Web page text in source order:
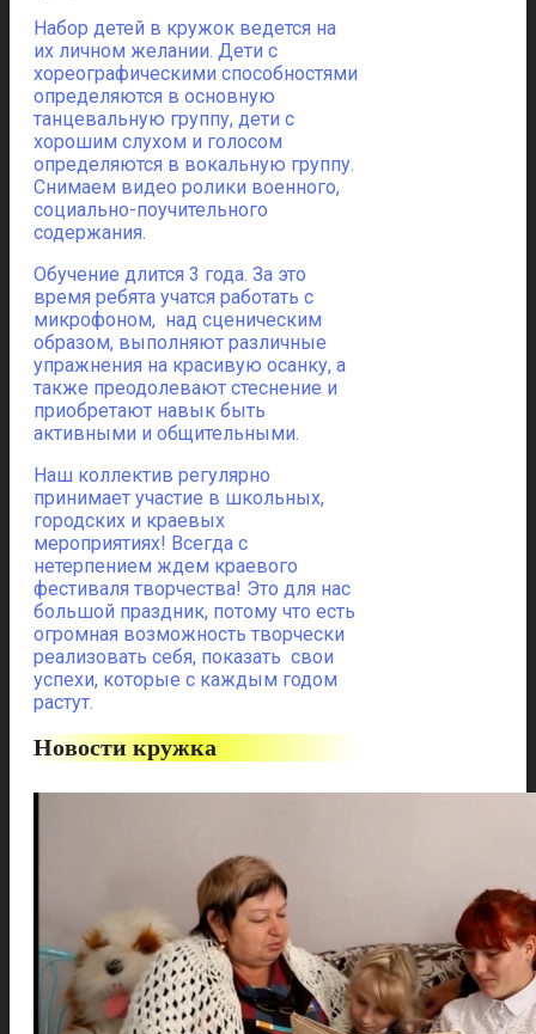
Набор детей в кружок ведется на
их личном желании. Дети с
хореографическими способностями
определяются в основную
танцевальную группу, дети с
хорошим слухом и голосом
определяются в вокальную группу.
Снимаем видео ролики военного,
социально-поучительного
содержания.
Обучение длится 3 года. За это
время ребята учатся работать с
микрофоном, над сценическим
образом, выполняют различные
упражнения на красивую осанку, а
также преодолевают стеснение и
приобретают навык быть
активными и общительными.
Наш коллектив регулярно
принимает участие в школьных,
городских и краевых
мероприятиях! Всегда с
нетерпением ждем краевого
фестиваля творчества! Это для нас
большой праздник, потому что есть
огромная возможность творчески
реализовать себя, показать свои
успехи, которые с каждым годом
растут.
Новости кружка